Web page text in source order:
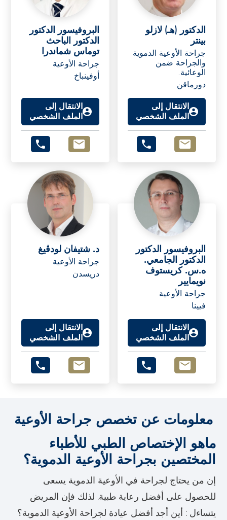
البروفيسور الدكتور
الدكتور الباحث
توماس شماندرا
جراحة الأوعية
أوفينباخ
الانتقال إلى
الملف الشخصي
الدكتور (هـ) لازلو
بينتر
جراحة الأوعية الدموية
والجراحة ضمن
الوعائية.
دورماقن
الانتقال إلى
الملف الشخصي
د. شتيفان لودڤيغ
جراحة الأوعية
دريسدن
الانتقال إلى
الملف الشخصي
البروفيسور الدكتور
الدكتور الجامعي.
ه.س. كريستوف
نويمايير
جراحة الأوعية
فيينا
الانتقال إلى
الملف الشخصي
معلومات عن تخصص جراحة الأوعية
ماهو الإختصاص الطبي للأطباء
المختصين بجراحة الأوعية الدموية؟
إن من يحتاج لجراحة في الأوعية الدموية يسعى
للحصول على أفضل رعاية طبية. لذلك فإن المريض
يتساءل : أين أجد أفضل عيادة لجراحة الأوعية الدموية؟